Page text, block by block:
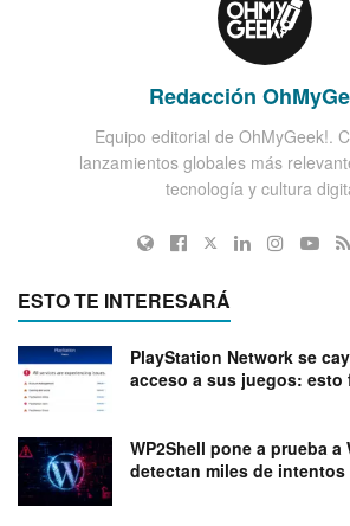
Redacción
Equipo editorial de OhMyGeek!.
lanzamientos globales más
tecnología y cultura
ESTO TE INTERESARÁ
PlayStation Network se
acceso a sus juegos:
WP2Shell pone a prueba a
detectan miles de intentos